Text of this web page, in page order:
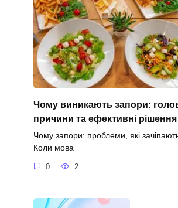
Чому виникають запори:
причини та ефективні рішення
Чому запори: проблеми, які
Коли мова
0 2